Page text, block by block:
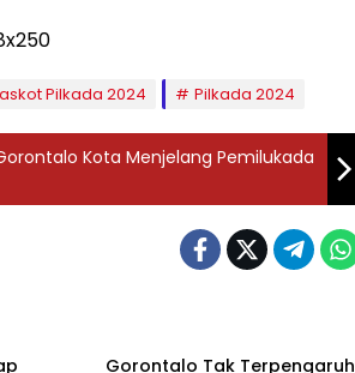
Pilkada 2024 Pilkada 2024
Kota Menjelang Pemilukada
‎Gorontalo Tak Terpengaruh